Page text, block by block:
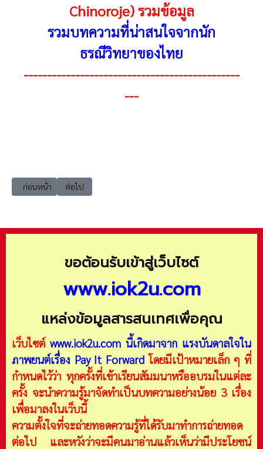
Chinoroje) รวมข้อมูล
รวมบทความที่น่าสนใจจากนัก
ธรณีวิทยาของไทย
----------------------------------------------
---
เนื้อหาก่อนหน้า: Owas แนะนำตัว โอวาส จิโนรส (Owas Chinoroje)
ก่อนหน้า เนื้อหาถัดไป: Owas เหนือฟ้าลิขิตชีวิตโอวาส จิโนรส 001 ปฐม
ต่อไป
ขอต้อนรับเข้าสู่เว็บไซต์
www.iok2u.com
แหล่งข้อมูลสารสนเทศเพื่อคุณ
เว็บไซต์ www.iok2u.com นี้เกิดมาจาก แรงบันดาลใจใน
ภาพยนต์เรื่อง Pay It Forward โดยมีเป้าหมายเล็ก ๆ ที่
กำหนดไว้ว่า ทุกครั้งที่เข้าเรียนสัมมนาหรืออบรมในแต่ละ
ครั้ง จะนำความรู้มาจัดทำเป็นบทความอย่างน้อย 3 เรื่อง
เพื่อมาลงในเว็บนี้
ความตั้งใจที่จะถ่ายทอดความรู้ที่ได้รับมาทำการถ่ายทอด
ต่อไป และหวังว่าจะมีคนมาอ่านแล้วเห็นว่ามีประโยชน์